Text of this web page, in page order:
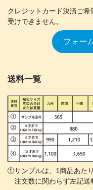
クレジットカード決済ご希
受けできません。
フォー
送料一覧
①サンプルは、1商品あた
注文数に関わらず左記送